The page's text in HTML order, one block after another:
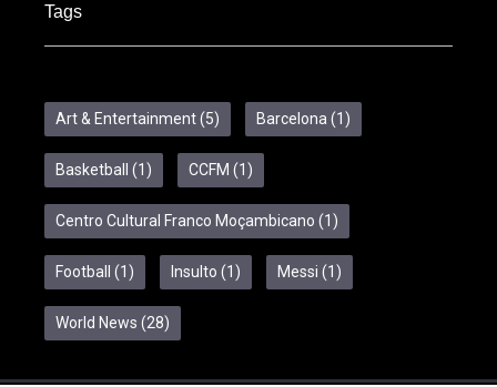
Tags
Art & Entertainment(5) Barcelona (1)
Basketball (1) CCFM (1)
Centro Cultural Franco Moçambicano (1)
Football (1) Insulto (1) Messi (1)
World News (28)